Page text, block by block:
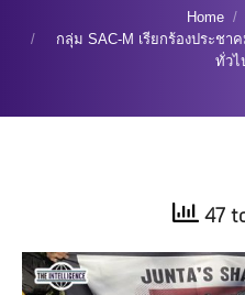
Home
กลุ่ม SAC-M เรียกร้องประชา
ทั่วไ
47